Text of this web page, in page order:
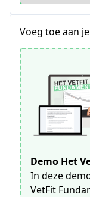
Voeg toe aan
Demo Het
In deze
VetFit